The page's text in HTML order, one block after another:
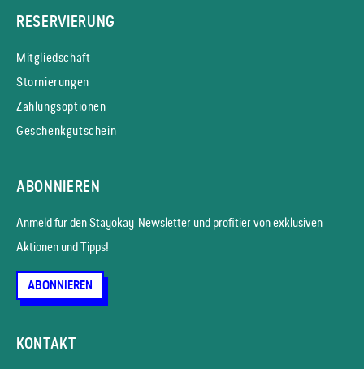
RESERVIERUNG
Mitgliedschaft
Stornierungen
Zahlungsoptionen
Geschenkgutschein
ABONNIEREN
Anmeld für den Stayokay-News­letter und profitier von exklusiven
Aktionen und Tipps!
ABONNIEREN
KONTAKT